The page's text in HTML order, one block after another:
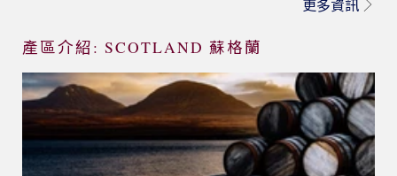
更多資訊
產區介紹: SCOTLAND 蘇格蘭